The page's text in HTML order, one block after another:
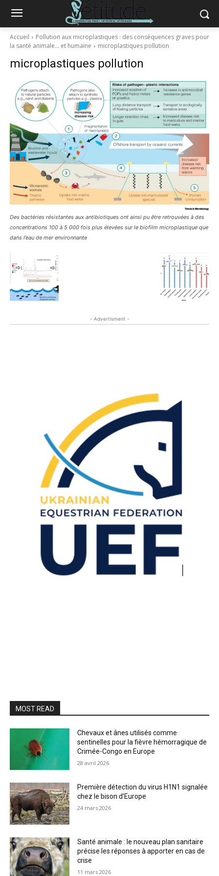
Accueil
Pollution aux microplastiques : des conséquences graves pour
la santé animale… et humaine
microplastiques pollution
microplastiques pollution
Des bactéries résistantes aux antibiotiques ont ainsi pu être retrouvées à des
concentrations 100 à 5 000 fois plus élevées sur le biofilm microplastique que
dans l’eau de mer environnante
- Advertisment -
MOST READ
Chevaux et ânes utilisés comme
sentinelles pour la fièvre hémorragique de
Crimée-Congo en Europe
28 avril 2026
Première détection du virus H1N1 signalée
chez le bison d’Europe
24 mars 2026
Santé animale : le nouveau plan sanitaire
précise les réponses à apporter en cas de
crise
11 mars 2026